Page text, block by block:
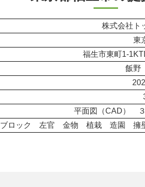
株式会社ト
東
福生市東町1-
飯野
平面図（CAD）
ブロック 左官 金物 植栽 造園 擁